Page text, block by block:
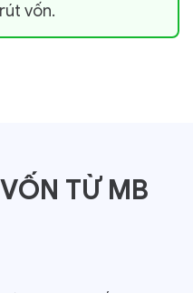
vốn.
TỪ MB